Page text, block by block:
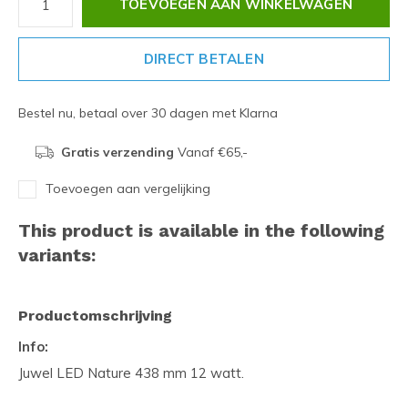
TOEVOEGEN AAN WINKELWAGEN
DIRECT BETALEN
Bestel nu, betaal over 30 dagen met Klarna
Gratis verzending Vanaf €65,-
Toevoegen aan vergelijking
This product is available in the following
variants:
Productomschrijving
Info:
Juwel LED Nature 438 mm 12 watt.